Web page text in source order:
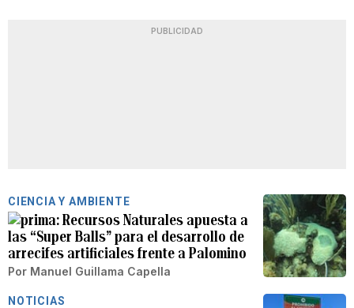
PUBLICIDAD
CIENCIA Y AMBIENTE
Recursos Naturales apuesta a
las “Super Balls” para el desarrollo de
arrecifes artificiales frente a Palomino
Por Manuel Guillama Capella
NOTICIAS